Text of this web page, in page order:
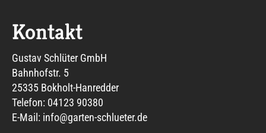
Kontakt
Gustav Schlüter GmbH
Bahnhofstr. 5
25335 Bokholt-Hanredder
Telefon: 04123 90380
E-Mail: info@garten-schlueter.de